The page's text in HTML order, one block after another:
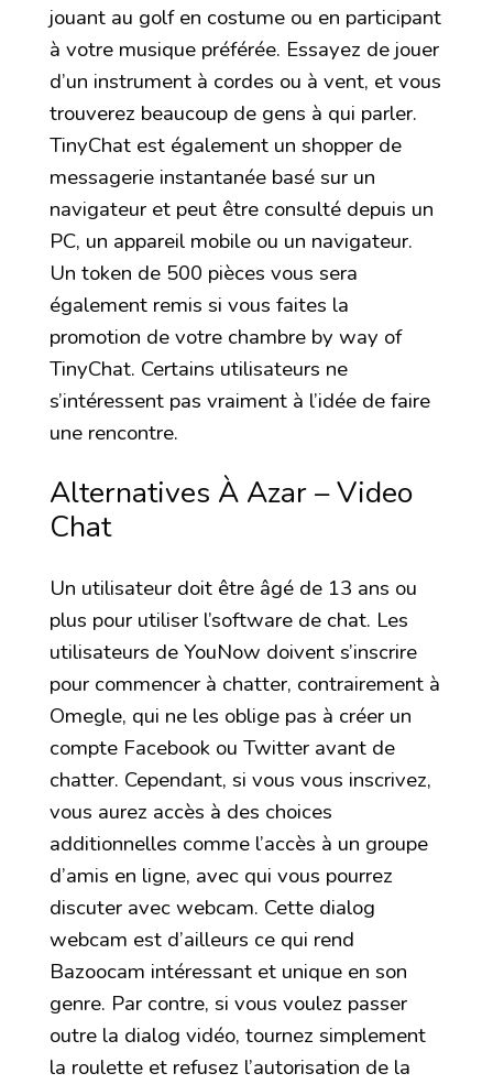
jouant au golf en costume ou en participant
à votre musique préférée. Essayez de jouer
d’un instrument à cordes ou à vent, et vous
trouverez beaucoup de gens à qui parler.
TinyChat est également un shopper de
messagerie instantanée basé sur un
navigateur et peut être consulté depuis un
PC, un appareil mobile ou un navigateur.
Un token de 500 pièces vous sera
également remis si vous faites la
promotion de votre chambre by way of
TinyChat. Certains utilisateurs ne
s’intéressent pas vraiment à l’idée de faire
une rencontre.
Alternatives À Azar – Video
Chat
Un utilisateur doit être âgé de 13 ans ou
plus pour utiliser l’software de chat. Les
utilisateurs de YouNow doivent s’inscrire
pour commencer à chatter, contrairement à
Omegle, qui ne les oblige pas à créer un
compte Facebook ou Twitter avant de
chatter. Cependant, si vous vous inscrivez,
vous aurez accès à des choices
additionnelles comme l’accès à un groupe
d’amis en ligne, avec qui vous pourrez
discuter avec webcam. Cette dialog
webcam est d’ailleurs ce qui rend
Bazoocam intéressant et unique en son
genre. Par contre, si vous voulez passer
outre la dialog vidéo, tournez simplement
la roulette et refusez l’autorisation de la